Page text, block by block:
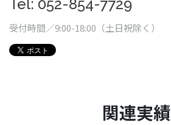
Tel: 052-854-7729
受付時間／9:00-18:00（土日祝除く）
関連実績